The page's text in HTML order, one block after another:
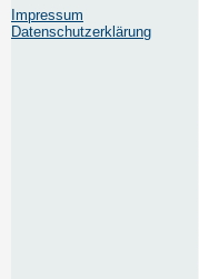
Impressum
Datenschutzerklärung